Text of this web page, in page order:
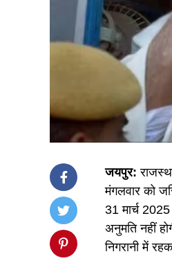
जयपुर:
मंगलवार को
31 मार्च
अनुमति नहीं
निगरानी में